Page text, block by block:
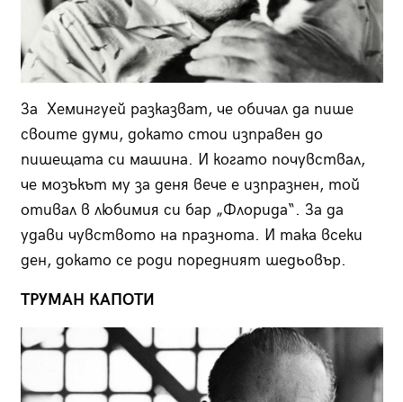
За Хемингуей разказват, че обичал да пише
своите думи, докато стои изправен до
пишещата си машина. И когато почувствал,
че мозъкът му за деня вече е изпразнен, той
отивал в любимия си бар „Флорида“. За да
удави чувството на празнота. И така всеки
ден, докато се роди поредният шедьовър.
ТРУМАН КАПОТИ